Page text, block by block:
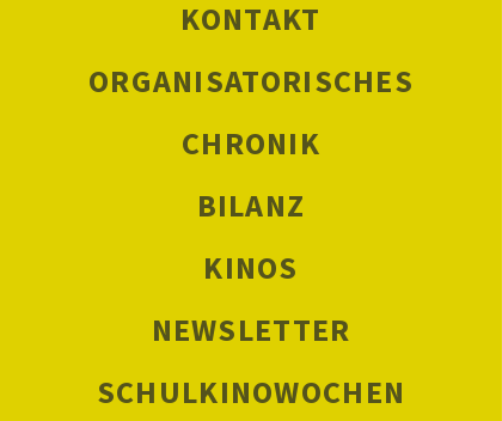
KONTAKT
ORGANISATORISCHES
CHRONIK
BILANZ
KINOS
NEWSLETTER
SCHULKINOWOCHEN